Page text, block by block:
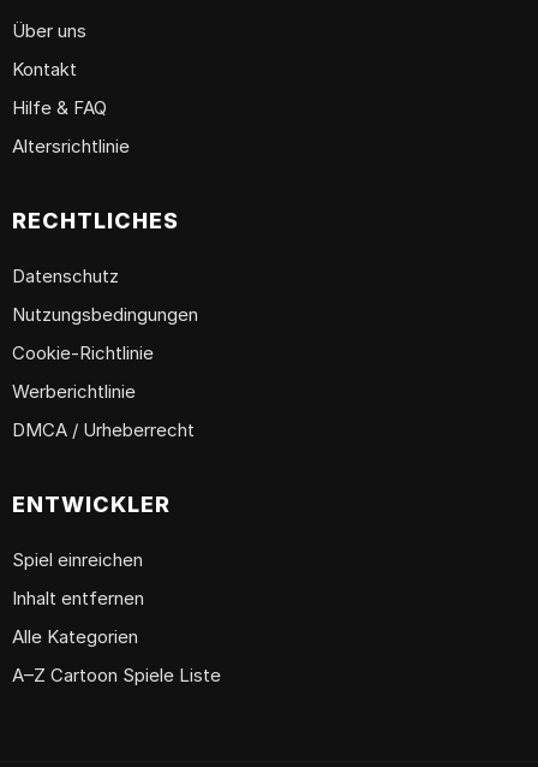
Über uns
Kontakt
Hilfe & FAQ
Altersrichtlinie
RECHTLICHES
Datenschutz
Nutzungsbedingungen
Cookie-Richtlinie
Werberichtlinie
DMCA / Urheberrecht
ENTWICKLER
Spiel einreichen
Inhalt entfernen
Alle Kategorien
A–Z Cartoon Spiele Liste